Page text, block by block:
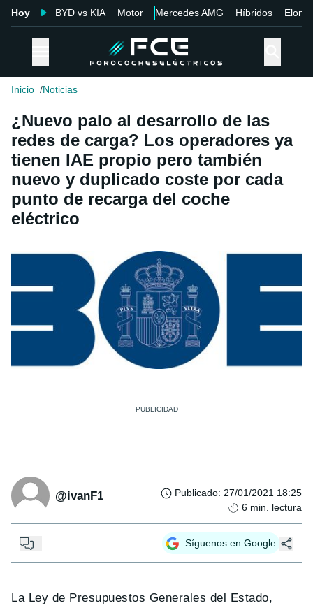
Hoy BYD vs KIA Motor Mercedes AMG Híbridos Elon
Inicio Noticias
¿Nuevo palo al desarrollo de las
redes de carga? Los operadores ya
tienen IAE propio pero también
nuevo y duplicado coste por cada
punto de recarga del coche
eléctrico
@ivanF1 Publicado: 27/01/2021 18:25
6 min. lectura
... Síguenos en Google
La Ley de Presupuestos Generales del Estado,